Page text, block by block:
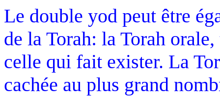
Le double yod peut être
de la Torah: la Torah
celle qui fait exister. La
cachée au plus grand